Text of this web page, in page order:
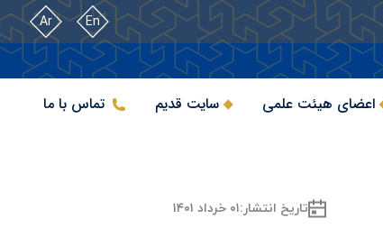
En
Ar
اعضای هیئت علمی سایت قدیم تماس با ما
تاریخ انتشار:۰۱ خرداد ۱۴۰۱